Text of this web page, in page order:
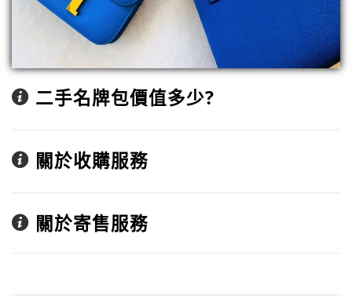
二手名牌包價值多少?
關於收購服務
關於寄售服務